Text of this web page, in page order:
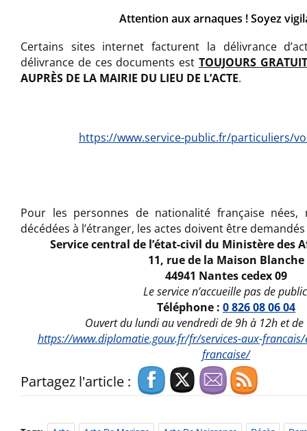
Attention aux arnaques ! Soyez
Certains sites internet facturent la délivrance
délivrance de ces documents est TOUJOURS
AUPRÈS DE LA MAIRIE DU LIEU DE L’ACTE.
https://www.service-public.fr/particuliers/
Pour les personnes de nationalité française nées,
décédées à l’étranger, les actes doivent être demandés
Service central de l’état-civil du Ministère des
11, rue de la Maison Blanche
44941 Nantes cedex 09
Le service n’accueille pas de public
Téléphone : 0 826 08 06 04
Ouvert du lundi au vendredi de 9h à 12h et
https://www.diplomatie.gouv.fr/fr/services-aux-
francaise/
Partagez l'article :